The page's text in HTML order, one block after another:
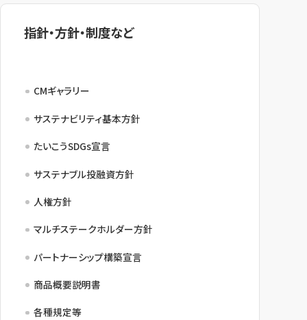
指針・方針・制度など
CMギャラリー
サステナビリティ基本方針
たいこうSDGs宣言
サステナブル投融資方針
人権方針
マルチステークホルダー方針
パートナーシップ構築宣言
商品概要説明書
各種規定等